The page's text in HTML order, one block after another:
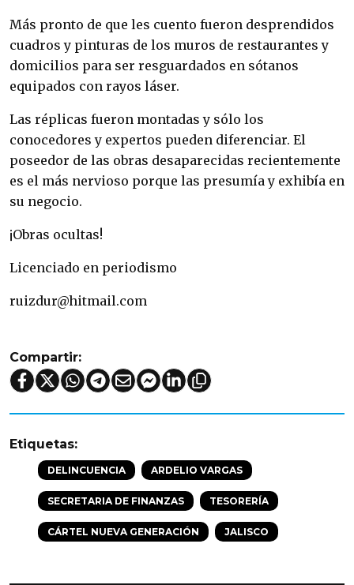
Más pronto de que les cuento fueron desprendidos
cuadros y pinturas de los muros de restaurantes y
domicilios para ser resguardados en sótanos
equipados con rayos láser.
Las réplicas fueron montadas y sólo los
conocedores y expertos pueden diferenciar. El
poseedor de las obras desaparecidas recientemente
es el más nervioso porque las presumía y exhibía en
su negocio.
¡Obras ocultas!
Licenciado en periodismo
ruizdur@hitmail.com
Compartir:
Etiquetas:
DELINCUENCIA ARDELIO VARGAS
SECRETARIA DE FINANZAS TESORERÍA
CÁRTEL NUEVA GENERACIÓN JALISCO